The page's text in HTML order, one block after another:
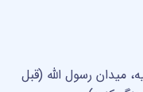
میدان رسول الله (قبل